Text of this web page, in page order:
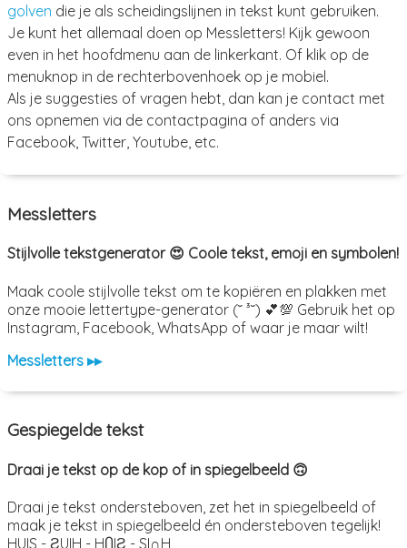
golven die je als scheidingslijnen in tekst kunt gebruiken.
Je kunt het allemaal doen op Messletters! Kijk gewoon
even in het hoofdmenu aan de linkerkant. Of klik op de
menuknop in de rechterbovenhoek op je mobiel.
Als je suggesties of vragen hebt, dan kan je contact met
ons opnemen via de contactpagina of anders via
Facebook, Twitter, Youtube, etc.
Messletters
Stijlvolle tekstgenerator 😍 Coole tekst, emoji en symbolen!
Maak coole stijlvolle tekst om te kopiëren en plakken met
onze mooie lettertype-generator (˘ ³˘) 💕💯 Gebruik het op
Instagram, Facebook, WhatsApp of waar je maar wilt!
Messletters ▸▸
Gespiegelde tekst
Draai je tekst op de kop of in spiegelbeeld 🙃
Draai je tekst ondersteboven, zet het in spiegelbeeld of
maak je tekst in spiegelbeeld én ondersteboven tegelijk!
HUIS - ƧUIH - HႶIƧ - SI∩H